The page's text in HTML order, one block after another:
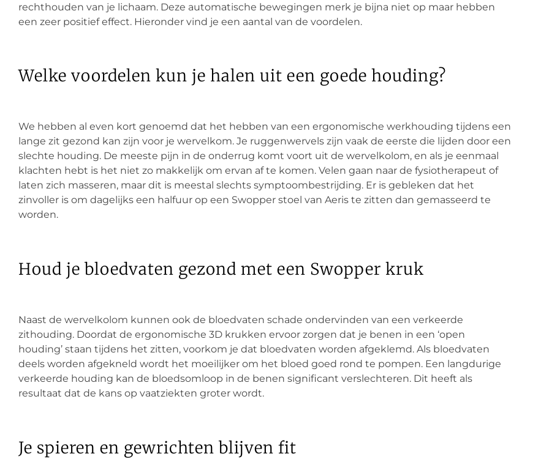
rechthouden van je lichaam. Deze automatische bewegingen merk je bijna niet op maar hebben
een zeer positief effect. Hieronder vind je een aantal van de voordelen.
Welke voordelen kun je halen uit een goede houding?
We hebben al even kort genoemd dat het hebben van een ergonomische werkhouding tijdens een
lange zit gezond kan zijn voor je wervelkom. Je ruggenwervels zijn vaak de eerste die lijden door een
slechte houding. De meeste pijn in de onderrug komt voort uit de wervelkolom, en als je eenmaal
klachten hebt is het niet zo makkelijk om ervan af te komen. Velen gaan naar de fysiotherapeut of
laten zich masseren, maar dit is meestal slechts symptoombestrijding. Er is gebleken dat het
zinvoller is om dagelijks een halfuur op een Swopper stoel van Aeris te zitten dan gemasseerd te
worden.
Houd je bloedvaten gezond met een Swopper kruk
Naast de wervelkolom kunnen ook de bloedvaten schade ondervinden van een verkeerde
zithouding. Doordat de ergonomische 3D krukken ervoor zorgen dat je benen in een ‘open
houding’ staan tijdens het zitten, voorkom je dat bloedvaten worden afgeklemd. Als bloedvaten
deels worden afgekneld wordt het moeilijker om het bloed goed rond te pompen. Een langdurige
verkeerde houding kan de bloedsomloop in de benen significant verslechteren. Dit heeft als
resultaat dat de kans op vaatziekten groter wordt.
Je spieren en gewrichten blijven fit